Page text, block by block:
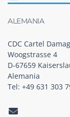
ALEMANIA
CDC Cartel
Woogstrasse 4
D-67659
Alemania
Tel: +49 631 303